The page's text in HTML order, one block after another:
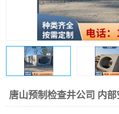
唐山预制检查井公司 内部